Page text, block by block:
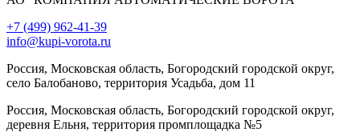
+7 (499) 962-41-39
info@kupi-vorota.ru
Россия, Московская область, Богородский городской округ,
село Балобаново, территория Усадьба, дом 11
Россия, Московская область, Богородский городской округ,
деревня Ельня, территория промплощадка №5